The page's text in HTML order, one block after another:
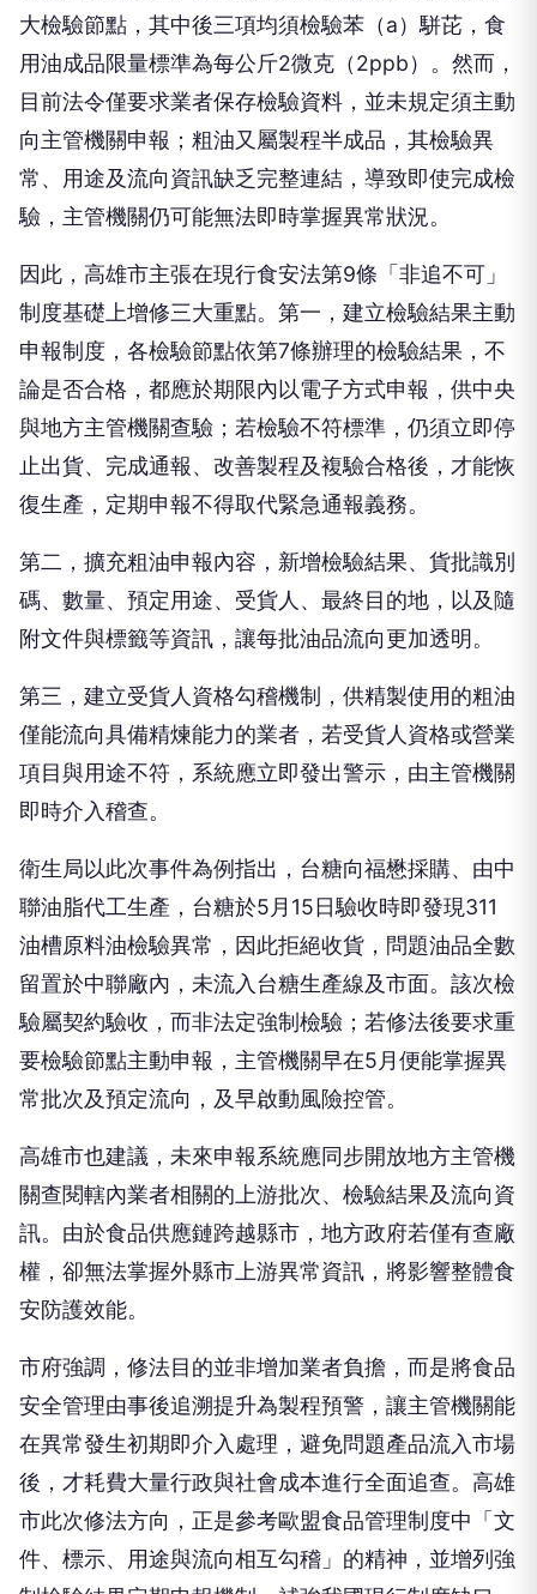
大檢驗節點，其中後三項均須檢驗苯（a）駢芘，食
用油成品限量標準為每公斤2微克（2ppb）。然而，
目前法令僅要求業者保存檢驗資料，並未規定須主動
向主管機關申報；粗油又屬製程半成品，其檢驗異
常、用途及流向資訊缺乏完整連結，導致即使完成檢
驗，主管機關仍可能無法即時掌握異常狀況。
因此，高雄市主張在現行食安法第9條「非追不可」
制度基礎上增修三大重點。第一，建立檢驗結果主動
申報制度，各檢驗節點依第7條辦理的檢驗結果，不
論是否合格，都應於期限內以電子方式申報，供中央
與地方主管機關查驗；若檢驗不符標準，仍須立即停
止出貨、完成通報、改善製程及複驗合格後，才能恢
復生產，定期申報不得取代緊急通報義務。
第二，擴充粗油申報內容，新增檢驗結果、貨批識別
碼、數量、預定用途、受貨人、最終目的地，以及隨
附文件與標籤等資訊，讓每批油品流向更加透明。
第三，建立受貨人資格勾稽機制，供精製使用的粗油
僅能流向具備精煉能力的業者，若受貨人資格或營業
項目與用途不符，系統應立即發出警示，由主管機關
即時介入稽查。
衛生局以此次事件為例指出，台糖向福懋採購、由中
聯油脂代工生產，台糖於5月15日驗收時即發現311
油槽原料油檢驗異常，因此拒絕收貨，問題油品全數
留置於中聯廠內，未流入台糖生產線及市面。該次檢
驗屬契約驗收，而非法定強制檢驗；若修法後要求重
要檢驗節點主動申報，主管機關早在5月便能掌握異
常批次及預定流向，及早啟動風險控管。
高雄市也建議，未來申報系統應同步開放地方主管機
關查閱轄內業者相關的上游批次、檢驗結果及流向資
訊。由於食品供應鏈跨越縣市，地方政府若僅有查廠
權，卻無法掌握外縣市上游異常資訊，將影響整體食
安防護效能。
市府強調，修法目的並非增加業者負擔，而是將食品
安全管理由事後追溯提升為製程預警，讓主管機關能
在異常發生初期即介入處理，避免問題產品流入市場
後，才耗費大量行政與社會成本進行全面追查。高雄
市此次修法方向，正是參考歐盟食品管理制度中「文
件、標示、用途與流向相互勾稽」的精神，並增列強